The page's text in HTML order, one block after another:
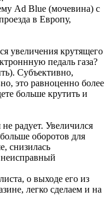
Ad Blue (мочевина) с
в Европу,
увеличения крутящего
педаль газа?
Субъективно,
это равноценно более
больше крутить и
радует. Увеличился
оборотов для
снизилась
о выходе его из
легко сделаем и на